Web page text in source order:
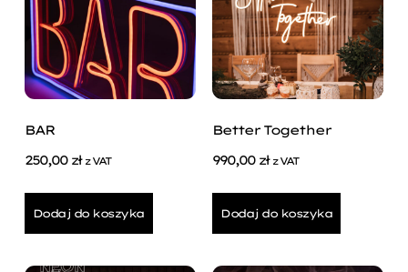
BAR
250,00 zł z VAT
Dodaj do koszyka
Better Together
990,00 zł z VAT
Dodaj do koszyka